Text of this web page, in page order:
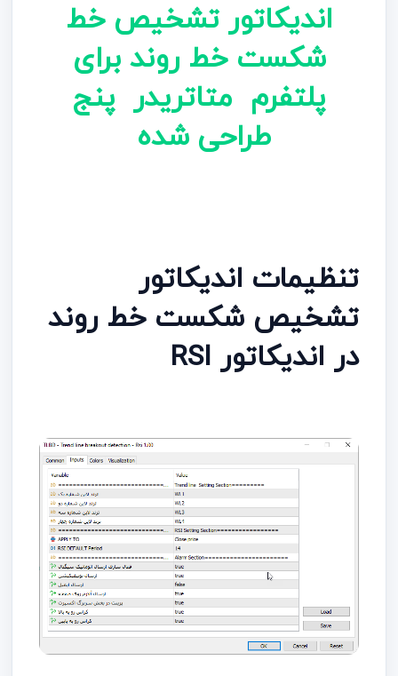
اندیکاتور تشخیص خط
شکست خط روند برای
پلتفرم متاتریدر پنج
طراحی شده
تنظیمات اندیکاتور
تشخیص شکست خط روند
در اندیکاتور RSI